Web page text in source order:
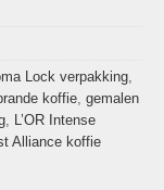
Lock verpakking,
koffie, gemalen
, L’OR Intense
Alliance koffie